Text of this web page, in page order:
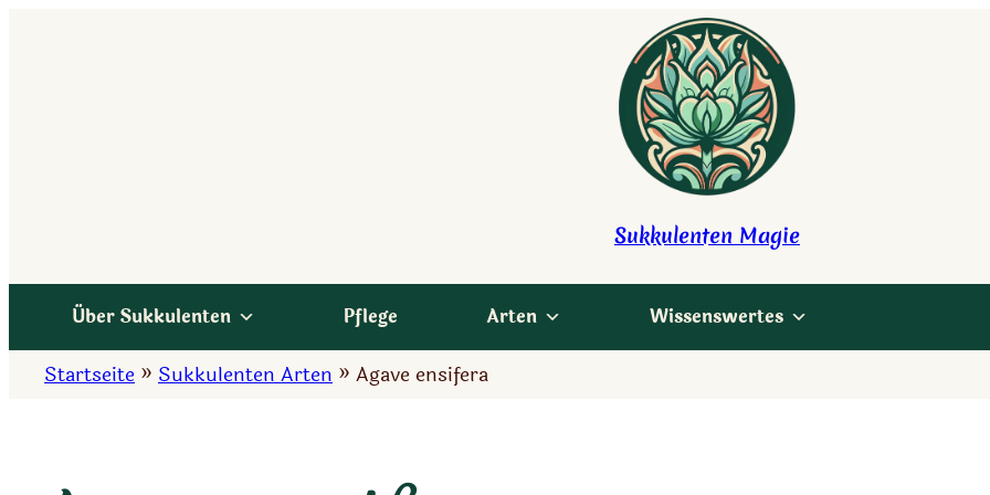
Sukkulenten Magie
Über Sukkulenten Pflege Arten Wissenswertes
Startseite » Sukkulenten Arten » Agave ensifera